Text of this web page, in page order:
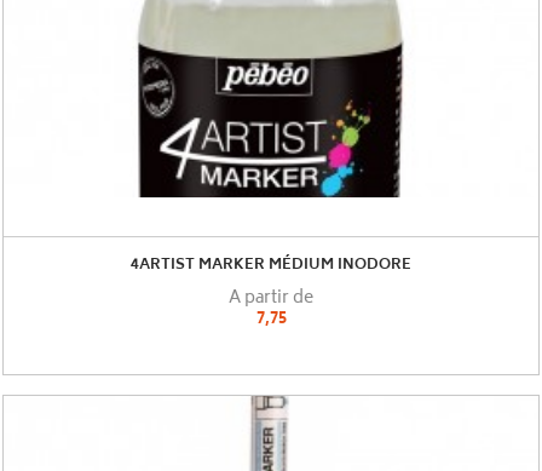
4ARTIST MARKER MÉDIUM INODORE
A partir de
7,75